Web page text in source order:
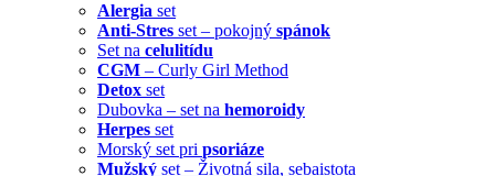
Alergia set
Anti-Stres set – pokojný spánok
Set na celulitídu
CGM – Curly Girl Method
Detox set
Dubovka – set na hemoroidy
Herpes set
Morský set pri psoriáze
Mužský set – Životná sila, sebaistota